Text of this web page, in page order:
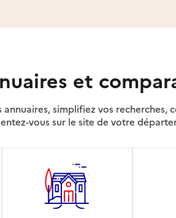
et
annuaires, simplifiez vos recherches,
vous sur le site de votre